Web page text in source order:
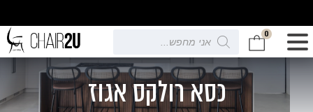
0
Products
search
כסא רולקס אגוז